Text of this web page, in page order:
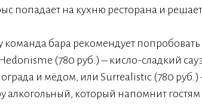
попадает на кухню ресторана и
команда бара рекомендует
(780 руб.) – кисло-сладкий
и мёдом, или Surrealistic (780
алкогольный, который напомнит